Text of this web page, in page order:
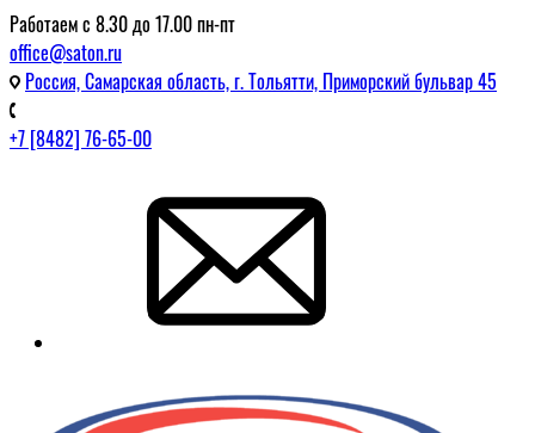
Работаем с 8.30 до 17.00 пн-пт
office@saton.ru
Россия, Самарская область, г. Тольятти, Приморский бульвар 45
+7 [8482] 76-65-00